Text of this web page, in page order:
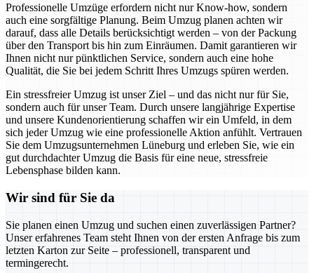
Professionelle Umzüge erfordern nicht nur Know-how, sondern
auch eine sorgfältige Planung. Beim Umzug planen achten wir
darauf, dass alle Details berücksichtigt werden – von der Packung
über den Transport bis hin zum Einräumen. Damit garantieren wir
Ihnen nicht nur pünktlichen Service, sondern auch eine hohe
Qualität, die Sie bei jedem Schritt Ihres Umzugs spüren werden.
Ein stressfreier Umzug ist unser Ziel – und das nicht nur für Sie,
sondern auch für unser Team. Durch unsere langjährige Expertise
und unsere Kundenorientierung schaffen wir ein Umfeld, in dem
sich jeder Umzug wie eine professionelle Aktion anfühlt. Vertrauen
Sie dem Umzugsunternehmen Lüneburg und erleben Sie, wie ein
gut durchdachter Umzug die Basis für eine neue, stressfreie
Lebensphase bilden kann.
Wir sind für Sie da
Sie planen einen Umzug und suchen einen zuverlässigen Partner?
Unser erfahrenes Team steht Ihnen von der ersten Anfrage bis zum
letzten Karton zur Seite – professionell, transparent und
termingerecht.